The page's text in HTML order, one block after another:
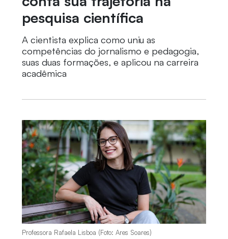
pesquisa científica
A cientista explica como uniu as
competências do jornalismo e pedagogia,
suas duas formações, e aplicou na carreira
acadêmica
Professora Rafaela Lisboa (Foto: Ares Soares)